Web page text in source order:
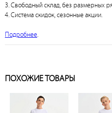
3. Свободный склад, без размерных
4. Система скидок, сезонные акции.
Подробнее.
ПОХОЖИЕ ТОВАРЫ